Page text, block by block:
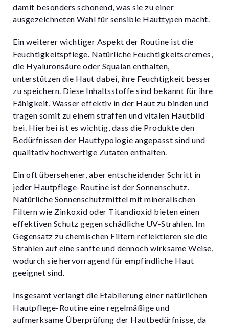
damit besonders schonend, was sie zu einer
ausgezeichneten Wahl für sensible Hauttypen macht.
Ein weiterer wichtiger Aspekt der Routine ist die
Feuchtigkeitspflege. Natürliche Feuchtigkeitscremes,
die Hyaluronsäure oder Squalan enthalten,
unterstützen die Haut dabei, ihre Feuchtigkeit besser
zu speichern. Diese Inhaltsstoffe sind bekannt für ihre
Fähigkeit, Wasser effektiv in der Haut zu binden und
tragen somit zu einem straffen und vitalen Hautbild
bei. Hierbei ist es wichtig, dass die Produkte den
Bedürfnissen der Hauttypologie angepasst sind und
qualitativ hochwertige Zutaten enthalten.
Ein oft übersehener, aber entscheidender Schritt in
jeder Hautpflege-Routine ist der Sonnenschutz.
Natürliche Sonnenschutzmittel mit mineralischen
Filtern wie Zinkoxid oder Titandioxid bieten einen
effektiven Schutz gegen schädliche UV-Strahlen. Im
Gegensatz zu chemischen Filtern reflektieren sie die
Strahlen auf eine sanfte und dennoch wirksame Weise,
wodurch sie hervorragend für empfindliche Haut
geeignet sind.
Insgesamt verlangt die Etablierung einer natürlichen
Hautpflege-Routine eine regelmäßige und
aufmerksame Überprüfung der Hautbedürfnisse, da